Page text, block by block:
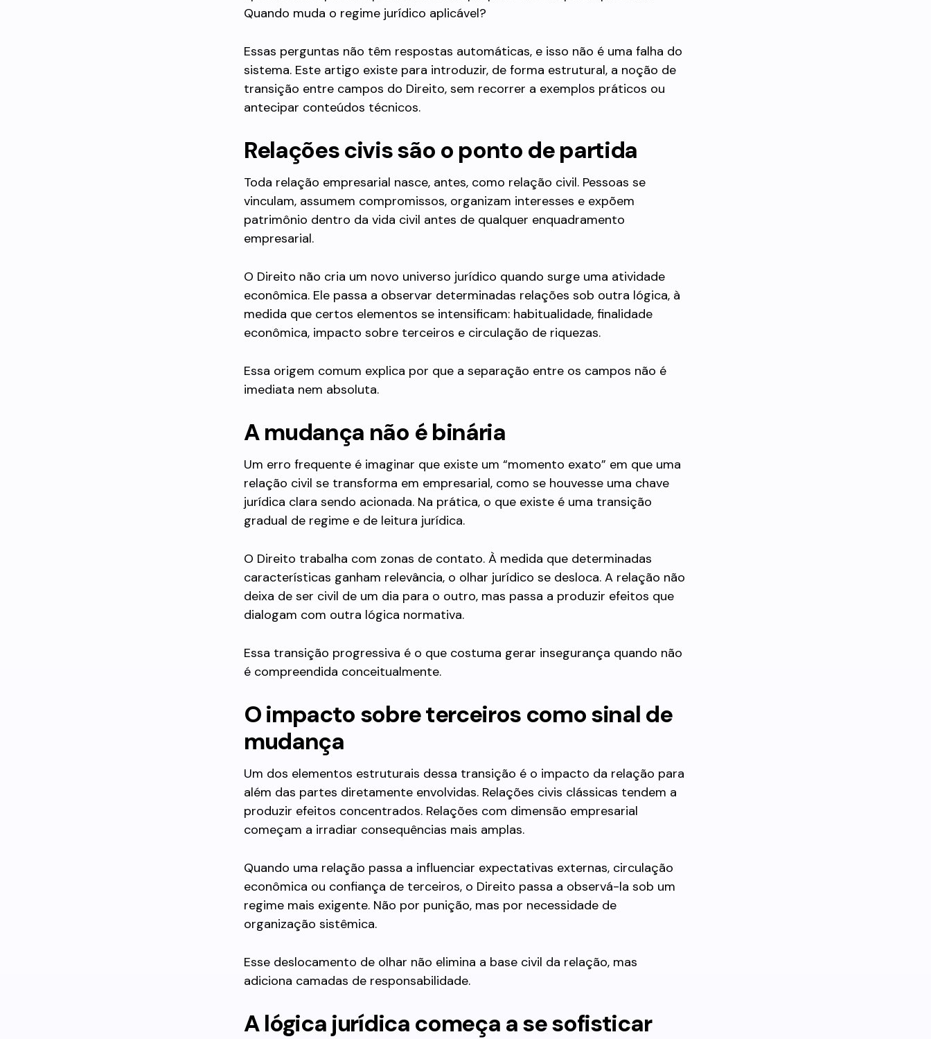
Quando muda o regime jurídico aplicável?
Essas perguntas não têm respostas automáticas, e isso não é uma falha do
sistema. Este artigo existe para introduzir, de forma estrutural, a noção de
transição entre campos do Direito, sem recorrer a exemplos práticos ou
antecipar conteúdos técnicos.
Relações civis são o ponto de partida
Toda relação empresarial nasce, antes, como relação civil. Pessoas se
vinculam, assumem compromissos, organizam interesses e expõem
patrimônio dentro da vida civil antes de qualquer enquadramento
empresarial.
O Direito não cria um novo universo jurídico quando surge uma atividade
econômica. Ele passa a observar determinadas relações sob outra lógica, à
medida que certos elementos se intensificam: habitualidade, finalidade
econômica, impacto sobre terceiros e circulação de riquezas.
Essa origem comum explica por que a separação entre os campos não é
imediata nem absoluta.
A mudança não é binária
Um erro frequente é imaginar que existe um “momento exato” em que uma
relação civil se transforma em empresarial, como se houvesse uma chave
jurídica clara sendo acionada. Na prática, o que existe é uma transição
gradual de regime e de leitura jurídica.
O Direito trabalha com zonas de contato. À medida que determinadas
características ganham relevância, o olhar jurídico se desloca. A relação não
deixa de ser civil de um dia para o outro, mas passa a produzir efeitos que
dialogam com outra lógica normativa.
Essa transição progressiva é o que costuma gerar insegurança quando não
é compreendida conceitualmente.
O impacto sobre terceiros como sinal de
mudança
Um dos elementos estruturais dessa transição é o impacto da relação para
além das partes diretamente envolvidas. Relações civis clássicas tendem a
produzir efeitos concentrados. Relações com dimensão empresarial
começam a irradiar consequências mais amplas.
Quando uma relação passa a influenciar expectativas externas, circulação
econômica ou confiança de terceiros, o Direito passa a observá-la sob um
regime mais exigente. Não por punição, mas por necessidade de
organização sistêmica.
Esse deslocamento de olhar não elimina a base civil da relação, mas
adiciona camadas de responsabilidade.
A lógica jurídica começa a se sofisticar